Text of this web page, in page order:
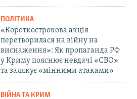
ПОЛІТИКА
«Короткострокова акція
перетворилася на війну на
виснаження»: Як пропаганда РФ
у Криму пояснює невдачі «СВО»
та залякує «мінними атаками»
ВІЙНА ТА КРИМ